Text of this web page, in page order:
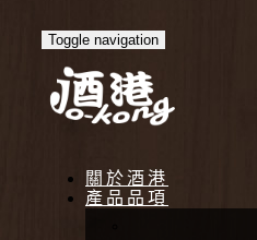
Toggle navigation
關於酒港
產品品項